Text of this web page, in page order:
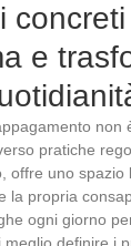
e
pratiche
offre uno
la propria
ogni giorno